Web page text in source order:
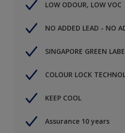
LOW ODOUR, LOW VOC
NO ADDED LEAD - NO
SINGAPORE GREEN
COLOUR LOCK
KEEP COOL
Assurance 10 years